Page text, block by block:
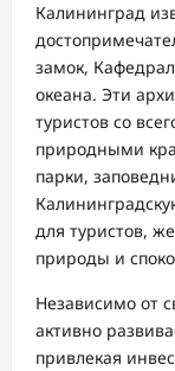
Калининград
замок,
океана. Эти
туристов со
природными
парки,
для туристов,
природы и
Независимо от
активно
привлекая